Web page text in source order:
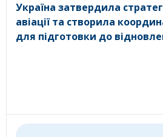
Україна затвердила
авіації та створила
для підготовки до